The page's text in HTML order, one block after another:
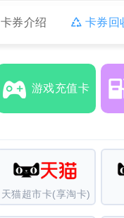
卡券介绍 卡券回
游戏充值卡
天猫超市卡(享淘卡)